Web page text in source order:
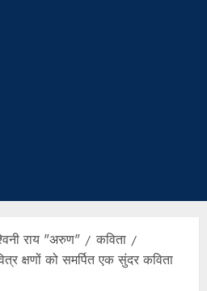
राय "अरुण"
कविता
क्षणों को समर्पित एक सुंदर कविता